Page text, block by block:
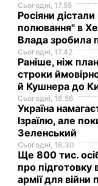
Сьогодні, 17.55
Росіяни
полювання" в
Влада зробила
Сьогодні, 17.42
Раніше, ніж
строки
й Кушнера до
Сьогодні, 16.56
Україна
Ізраїлю, але
Зеленський
Сьогодні, 16.30
Ще 800 тис.
про
армії для війни